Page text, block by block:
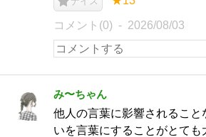
コメント(0) 2026/08/03
み〜ちゃん
他人の言葉に影響されること
いを言葉にすることがとても